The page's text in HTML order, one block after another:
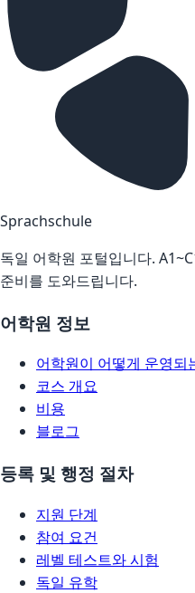
Sprachschule
독일 어학원 포털입니다.
준비를 도와드립니다.
어학원 정보
어학원이 어떻게 운영되
코스 개요
비용
블로그
등록 및 행정 절차
지원 단계
참여 요건
레벨 테스트와 시험
독일 유학